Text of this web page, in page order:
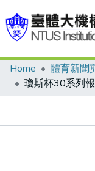
Communities &
Home 體育新聞